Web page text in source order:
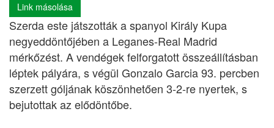
Link másolása
Szerda este játszották a spanyol Király Kupa
negyeddöntőjében a Leganes-Real Madrid
mérkőzést. A vendégek felforgatott összeállításban
léptek pályára, s végül Gonzalo Garcia 93. percben
szerzett góljának köszönhetően 3-2-re nyertek, s
bejutottak az elődöntőbe.